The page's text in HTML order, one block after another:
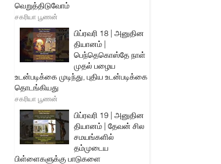
வெறுத்திடுவோம்
சகரியா பூணன்
பிப்ரவரி 18 | அனுதின
தியானம் |
பெந்தெகொஸ்தே நாள்
முதல் பழைய
உடன்படிக்கை முடிந்து, புதிய உடன்படிக்கை
தொடங்கியது
சகரியா பூணன்
பிப்ரவரி 19 | அனுதின
தியானம் | தேவன் சில
சமயங்களில்
தம்முடைய
பிள்ளைகளுக்கு பாடுகளை